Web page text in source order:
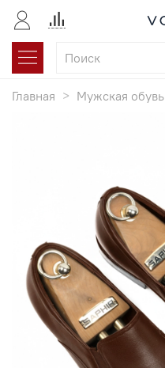
Главная Мужская обувь